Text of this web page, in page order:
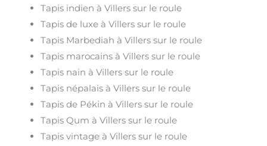
Tapis indien à Villers sur le roule
Tapis de luxe à Villers sur le roule
Tapis Marbediah à Villers sur le roule
Tapis marocains à Villers sur le roule
Tapis nain à Villers sur le roule
Tapis népalais à Villers sur le roule
Tapis de Pékin à Villers sur le roule
Tapis Qum à Villers sur le roule
Tapis vintage à Villers sur le roule